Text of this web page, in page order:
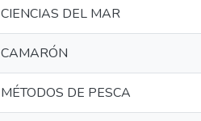
CIENCIAS DEL MAR
CAMARÓN
MÉTODOS DE PESCA